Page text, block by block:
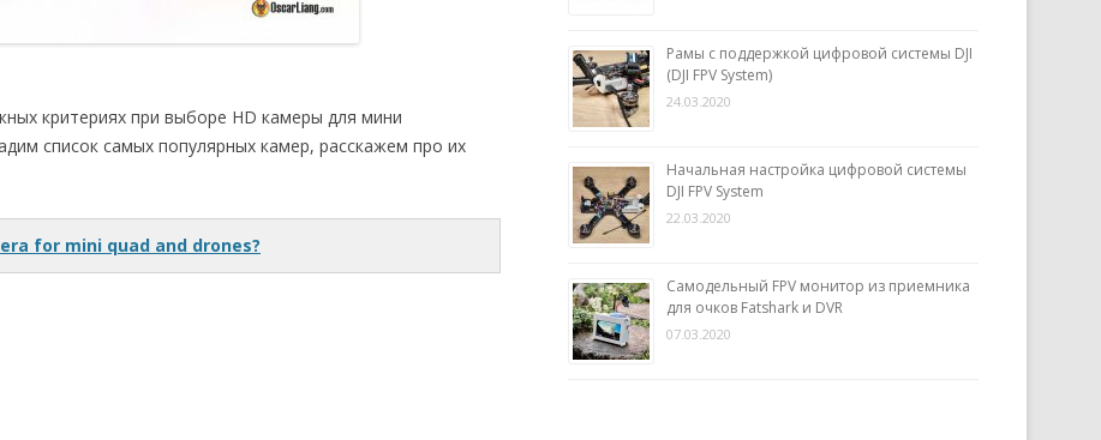
критериях при выборе HD камеры для мини
список самых популярных камер, расскажем про их
for mini quad and drones?
Рамы с поддержкой цифровой системы DJI
(DJI FPV System)
24.03.2020
Начальная настройка цифровой системы
DJI FPV System
22.03.2020
Самодельный FPV монитор из приемника
для очков Fatshark и DVR
07.03.2020